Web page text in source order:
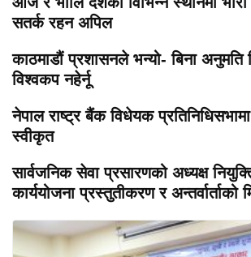
सतर्क रहन अपिल
काठमाडौं प्रशासनले भन्यो- बिना अनुमति
विश्वकप नहेर्नू
नेपाल राष्ट्र बैंक विधेयक
स्वीकृत
सार्वजनिक सेवा प्रसारणको अध्यक्ष
कार्ययोजना प्रस्तुतीकरण र अन्तर्वार्ताको